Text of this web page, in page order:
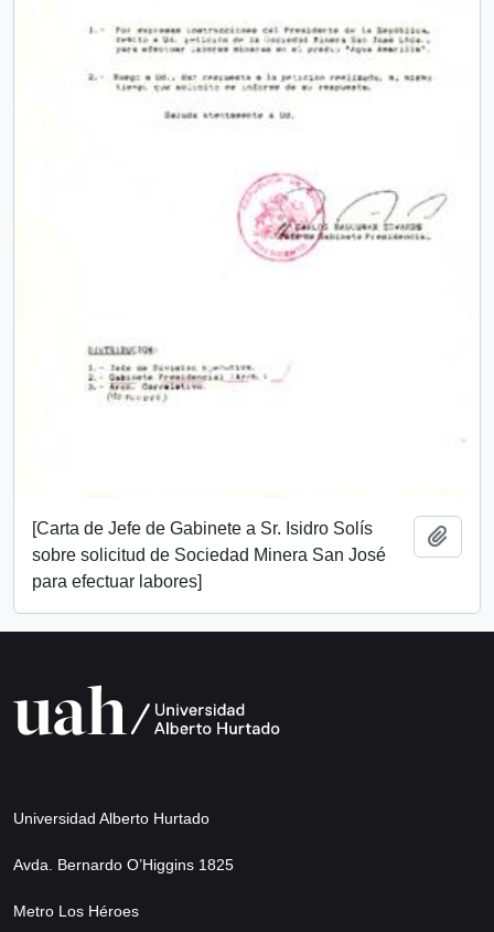
[Carta de Jefe de Gabinete a Sr. Isidro Solís
sobre solicitud de Sociedad Minera San José
para efectuar labores]
Universidad Alberto Hurtado
Avda. Bernardo O’Higgins 1825
Metro Los Héroes